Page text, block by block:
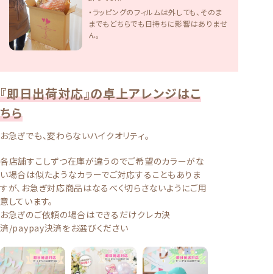
・ラッピングのフィルムは外しても、そのま
までもどちらでも日持ちに影響はありませ
ん。
『即日出荷対応』の卓上アレンジはこ
ちら
お急ぎでも、変わらないハイクオリティ。
各店舗すこしずつ在庫が違うのでご希望のカラーがな
い場合は似たようなカラーでご対応することもありま
すが、お急ぎ対応商品はなるべく切らさないようにご用
意しています。
お急ぎのご依頼の場合はできるだけクレカ決
済/paypay決済をお選びください